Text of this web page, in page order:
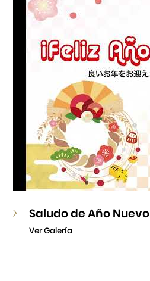
Saludo de Año Nuevo
Ver Galería